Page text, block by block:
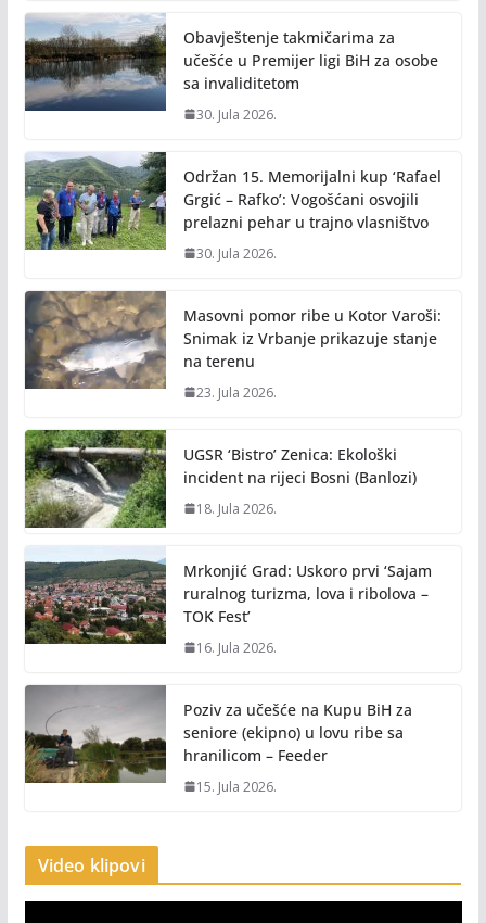
Obavještenje takmičarima za
učešće u Premijer ligi BiH za osobe
sa invaliditetom
30. Jula 2026.
Održan 15. Memorijalni kup ‘Rafael
Grgić – Rafko’: Vogošćani osvojili
prelazni pehar u trajno vlasništvo
30. Jula 2026.
Masovni pomor ribe u Kotor Varoši:
Snimak iz Vrbanje prikazuje stanje
na terenu
23. Jula 2026.
UGSR ‘Bistro’ Zenica: Ekološki
incident na rijeci Bosni (Banlozi)
18. Jula 2026.
Mrkonjić Grad: Uskoro prvi ‘Sajam
ruralnog turizma, lova i ribolova –
TOK Fest’
16. Jula 2026.
Poziv za učešće na Kupu BiH za
seniore (ekipno) u lovu ribe sa
hranilicom – Feeder
15. Jula 2026.
Video klipovi